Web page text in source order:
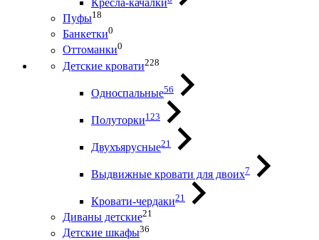
Пуфы18
Банкетки0
Оттоманки0
Детские кровати228
Односпальные56
Полуторки123
Двухъярусные21
Выдвижные кровати для двоих7
Кровати-чердаки21
Диваны детские21
Детские шкафы36